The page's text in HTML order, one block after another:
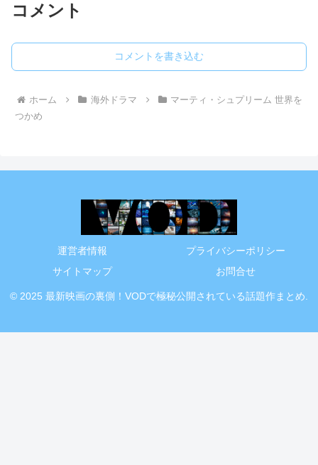
コメント
コメントを書き込む
ホーム 海外ドラマ
マーティ・シュプリーム 世界を
つかめ
運営者情報
プライバシーポリシー
サイトマップ
お問合せ
© 2025 最新映画の裏側！VODで極秘公開されている話題作まとめ.